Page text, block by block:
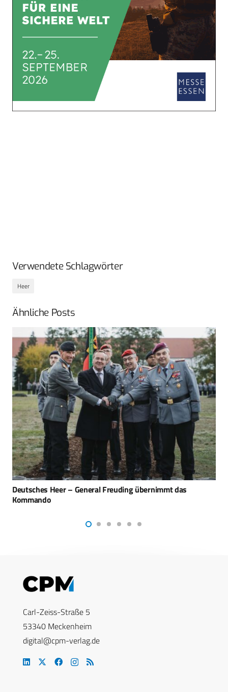
Verwendete Schlagwörter
Heer
Ähnliche Posts
Details der neuen Struktur der Bundeswehr
Carl-Zeiss-Straße 5
53340 Meckenheim
digital@cpm-verlag.de